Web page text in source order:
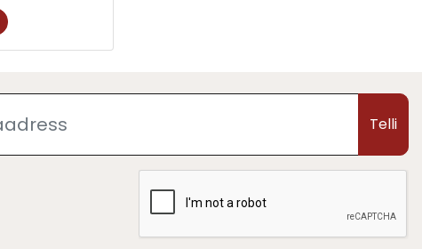
Telli